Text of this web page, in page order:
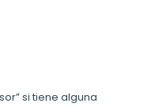
si tiene alguna